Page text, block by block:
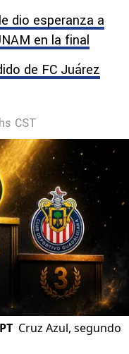
dio esperanza a
en la final
de FC Juárez
CST
Cruz Azul, segundo